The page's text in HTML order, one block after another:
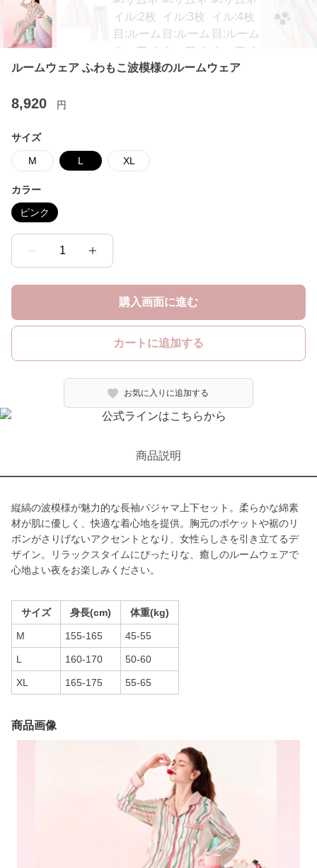
ルームウェア ふわもこ波模様のルームウェア
8,920 円
サイズ
M L XL
カラー
ピンク
1
購入画面に進む
カートに追加する
お気に入りに追加する
商品説明
縦縞の波模様が魅力的な長袖パジャマ上下セット。柔らかな綿素
材が肌に優しく、快適な着心地を提供。胸元のポケットや裾のリ
ボンがさりげないアクセントとなり、女性らしさを引き立てるデ
ザイン。リラックスタイムにぴったりな、癒しのルームウェアで
心地よい夜をお楽しみください。
サイズ 身長(cm) 体重(kg)
M 155-165 45-55
L 160-170 50-60
XL 165-175 55-65
商品画像